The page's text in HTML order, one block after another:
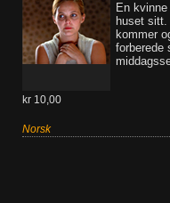
En
huset sitt.
kommer
forberede
kr 10,00
Norsk